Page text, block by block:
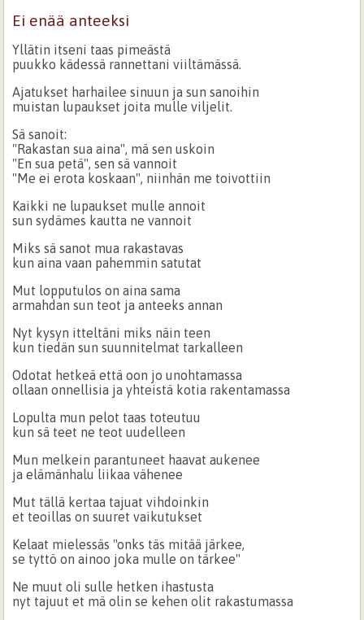
Ei enää anteeksi
Yllätin itseni taas pimeästä
puukko kädessä rannettani viiltämässä.
Ajatukset harhailee sinuun ja sun sanoihin
muistan lupaukset joita mulle viljelit.
Sä sanoit:
"Rakastan sua aina", mä sen uskoin
"En sua petä", sen sä vannoit
"Me ei erota koskaan", niinhän me toivottiin
Kaikki ne lupaukset mulle annoit
sun sydämes kautta ne vannoit
Miks sä sanot mua rakastavas
kun aina vaan pahemmin satutat
Mut lopputulos on aina sama
armahdan sun teot ja anteeks annan
Nyt kysyn itteltäni miks näin teen
kun tiedän sun suunnitelmat tarkalleen
Odotat hetkeä että oon jo unohtamassa
ollaan onnellisia ja yhteistä kotia rakentamassa
Lopulta mun pelot taas toteutuu
kun sä teet ne teot uudelleen
Mun melkein parantuneet haavat aukenee
ja elämänhalu liikaa vähenee
Mut tällä kertaa tajuat vihdoinkin
et teoillas on suuret vaikutukset
Kelaat mielessäs "onks täs mitää järkee,
se tyttö on ainoo joka mulle on tärkee"
Ne muut oli sulle hetken ihastusta
nyt tajuut et mä olin se kehen olit rakastumassa